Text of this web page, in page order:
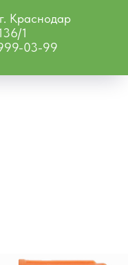
Краснодар
1
03-99